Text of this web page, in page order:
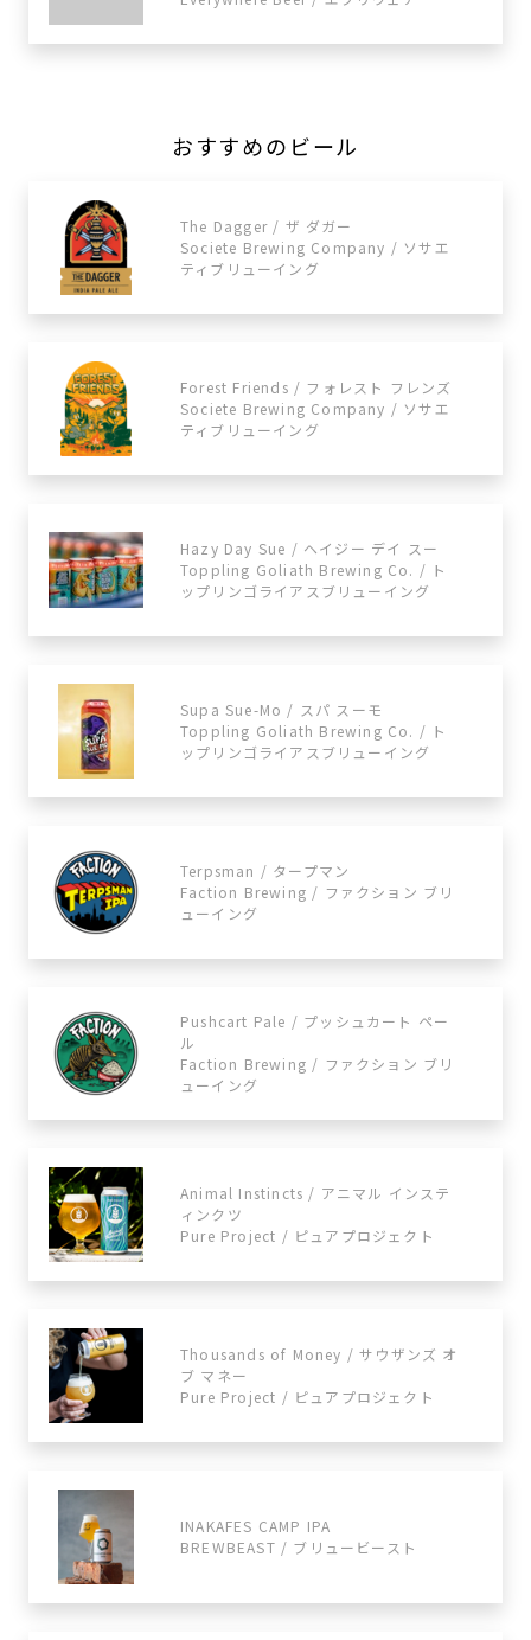
おすすめのビール
The Dagger / ザ ダガー
Societe Brewing Company / ソサエ
ティブリューイング
Forest Friends / フォレスト フレンズ
Societe Brewing Company / ソサエ
ティブリューイング
Hazy Day Sue / ヘイジー デイ スー
Toppling Goliath Brewing Co. / ト
ップリンゴライアスブリューイング
Supa Sue-Mo / スパ スーモ
Toppling Goliath Brewing Co. / ト
ップリンゴライアスブリューイング
Terpsman / タープマン
Faction Brewing / ファクション ブリ
ューイング
Pushcart Pale / プッシュカート ペー
ル
Faction Brewing / ファクション ブリ
ューイング
Animal Instincts / アニマル インステ
ィンクツ
Pure Project / ピュアプロジェクト
Thousands of Money / サウザンズ オ
ブ マネー
Pure Project / ピュアプロジェクト
INAKAFES CAMP IPA
BREWBEAST / ブリュービースト